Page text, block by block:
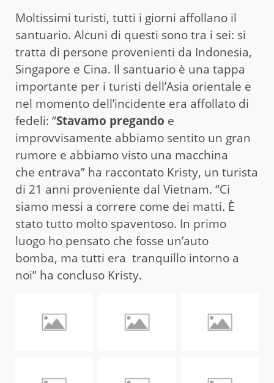
Moltissimi turisti, tutti i giorni affollano il
santuario. Alcuni di questi sono tra i sei: si
tratta di persone provenienti da Indonesia,
Singapore e Cina. Il santuario è una tappa
importante per i turisti dell’Asia orientale e
nel momento dell’incidente era affollato di
fedeli: “Stavamo pregando e
improvvisamente abbiamo sentito un gran
rumore e abbiamo visto una macchina
che entrava” ha raccontato Kristy, un turista
di 21 anni proveniente dal Vietnam. “Ci
siamo messi a correre come dei matti. È
stato tutto molto spaventoso. In primo
luogo ho pensato che fosse un’auto
bomba, ma tutti era tranquillo intorno a
noi” ha concluso Kristy.